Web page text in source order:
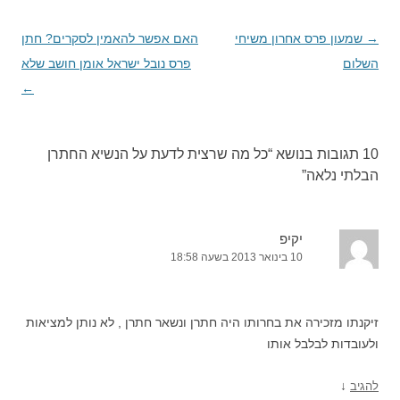
ניווט
בפוסטים
→ שמעון פרס אחרון משיחי
השלום
האם אפשר להאמין לסקרים? חתן
פרס נובל ישראל אומן חושב שלא
←
10 תגובות בנושא “
כל מה שרצית לדעת על הנשיא החתרן
הבלתי נלאה”
יקיפ
10 בינואר 2013 בשעה 18:58
זיקנתו מזכירה את בחרותו היה חתרן ונשאר חתרן , לא נותן למציאות
ולעובדות לבלבל אותו
להגיב ↓